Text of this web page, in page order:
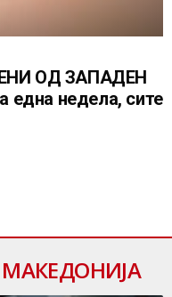
ОД ЗАПАДЕН
една недела, сите
МАКЕДОНИЈА